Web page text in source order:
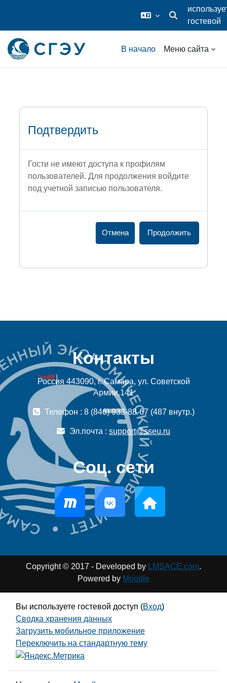
Изменитьгостевой
доступ
В начало
Меню сайта
Подтвердить
Гости не имеют доступа к профилям
пользователей. Для продолжения войдите
под учетной записью пользователя.
Отмена Продолжить
Контакты
Россия 443090, г. Самара, ул. Советской
Армии,141
Телефон : 8 (846) 933-88-67 (487 внутр.)
Эл.почта : support@sseu.ru
Соц. сети
Copyright © 2017 - Developed by LMSACE.com.
Powered by Moodle
Вы используете гостевой доступ (Вход)
Сводка хранения данных
Загрузить мобильное приложение
Переключить на стандартную тему